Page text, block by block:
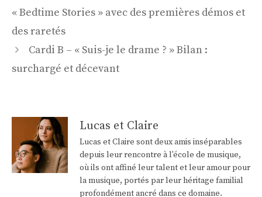
des
articles
« Bedtime Stories » avec des premières démos et
des raretés
Cardi B – « Suis-je le drame ? » Bilan :
surchargé et décevant
Lucas et Claire
Lucas et Claire sont deux amis inséparables
depuis leur rencontre à l'école de musique,
où ils ont affiné leur talent et leur amour pour
la musique, portés par leur héritage familial
profondément ancré dans ce domaine.